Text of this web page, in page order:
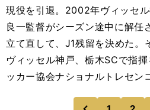
現役を引退。2002年ヴィッセ
良一監督がシーズン途中に解任
立て直して、J1残留を決めた。
ヴィッセル神戸、栃木SCで指
ッカー協会ナショナルトレセン